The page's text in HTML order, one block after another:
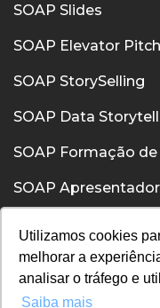
Utilizamos cookies
melhorar a
analisar o tráfego e
Saiba mais
SOAP Slides
SOAP Elevator Pitch
SOAP StorySelling
SOAP Data
SOAP Formação
SOAP Apresentador
SOAP